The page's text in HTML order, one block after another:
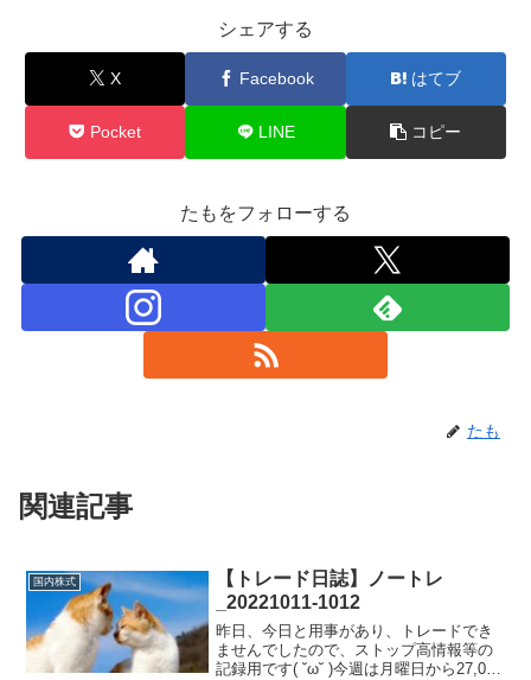
シェアする
X Facebook はてブ
Pocket LINE コピー
たもをフォローする
たも
関連記事
国内株式
【トレード日誌】ノートレ
_20221011-1012
昨日、今日と用事があり、トレードでき
ませんでしたので、ストップ高情報等の
記録用です( ˘ω˘ )今週は月曜日から27,000